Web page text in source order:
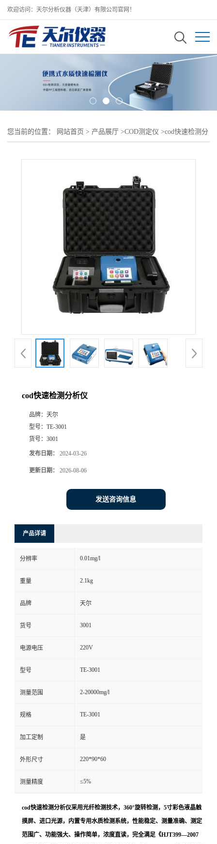
欢迎访问：天尔分析仪器（天津）有限公司官网！
您当前的位置： 网站首页 > 产品展厅 >COD测定仪 >cod快速检测分
cod快速检测分析仪
品牌： 天尔
型号： TE-3001
货号： 3001
发布日期： 2024-03-26
更新日期： 2026-08-06
发送咨询信息
产品详请
分辨率 0.01mg/l
重量 2.1kg
品牌 天尔
货号 3001
电源电压 220V
型号 TE-3001
测量范围 2-20000mg/l
规格 TE-3001
加工定制 是
外形尺寸 220*90*60
测量精度 ≤5%
cod快速检测分析仪采用光纤检测技术， 360°旋转检测，5寸彩色液晶触
摸屏、进口光源， 内置专用水质检测系统，性能稳定、测量准确、测定
范围广、功能强大、操作简单，浓度直读，完全满足《HJT399—2007